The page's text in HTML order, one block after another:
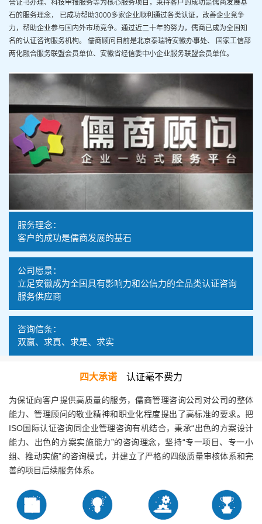
誉证书办理、科技申报服务等为核心服务项目，秉持客户的成功是儒商发展基
石的服务理念， 已成功帮助3000多家企业顺利通过各类认证，改善企业竞争
力，帮助企业参与国内外市场竞争。通过近二十年的努力，儒商已成为全国知
名的认证咨询服务机构。 儒商顾问目前是北京泰瑞特安徽办事处、 国家工信部
两化融合服务联盟会员单位、安徽省经信委中小企业服务联盟会员单位。
服务理念：
客户的成功是儒商发展的基石
公司愿景：
立足安徽成为全国具有影响力和公信力的全品类认证咨询
服务供应商
咨询信条：
双赢、求真、求是、求实
四大承诺 认证毫不费力
为保证向客户提供高质量的服务，儒商管理咨询公司对公司的整体
能力、管理顾问的敬业精神和职业化程度提出了高标准的要求。把
ISO国际认证咨询同企业管理咨询有机结合，秉承“出色的方案设计
能力、出色的方案实施能力”的咨询理念，坚持“专一项目、专一小
组、推动实施”的咨询模式，并建立了严格的四级质量审核体系和完
善的项目后续服务体系。